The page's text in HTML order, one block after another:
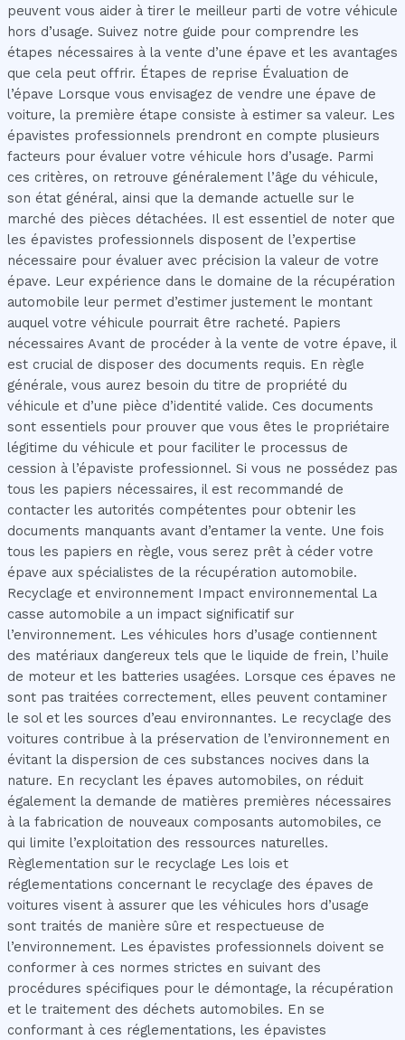
peuvent vous aider à tirer le meilleur parti de votre véhicule
hors d’usage. Suivez notre guide pour comprendre les
étapes nécessaires à la vente d’une épave et les avantages
que cela peut offrir. Étapes de reprise Évaluation de
l’épave Lorsque vous envisagez de vendre une épave de
voiture, la première étape consiste à estimer sa valeur. Les
épavistes professionnels prendront en compte plusieurs
facteurs pour évaluer votre véhicule hors d’usage. Parmi
ces critères, on retrouve généralement l’âge du véhicule,
son état général, ainsi que la demande actuelle sur le
marché des pièces détachées. Il est essentiel de noter que
les épavistes professionnels disposent de l’expertise
nécessaire pour évaluer avec précision la valeur de votre
épave. Leur expérience dans le domaine de la récupération
automobile leur permet d’estimer justement le montant
auquel votre véhicule pourrait être racheté. Papiers
nécessaires Avant de procéder à la vente de votre épave, il
est crucial de disposer des documents requis. En règle
générale, vous aurez besoin du titre de propriété du
véhicule et d’une pièce d’identité valide. Ces documents
sont essentiels pour prouver que vous êtes le propriétaire
légitime du véhicule et pour faciliter le processus de
cession à l’épaviste professionnel. Si vous ne possédez pas
tous les papiers nécessaires, il est recommandé de
contacter les autorités compétentes pour obtenir les
documents manquants avant d’entamer la vente. Une fois
tous les papiers en règle, vous serez prêt à céder votre
épave aux spécialistes de la récupération automobile.
Recyclage et environnement Impact environnemental La
casse automobile a un impact significatif sur
l’environnement. Les véhicules hors d’usage contiennent
des matériaux dangereux tels que le liquide de frein, l’huile
de moteur et les batteries usagées. Lorsque ces épaves ne
sont pas traitées correctement, elles peuvent contaminer
le sol et les sources d’eau environnantes. Le recyclage des
voitures contribue à la préservation de l’environnement en
évitant la dispersion de ces substances nocives dans la
nature. En recyclant les épaves automobiles, on réduit
également la demande de matières premières nécessaires
à la fabrication de nouveaux composants automobiles, ce
qui limite l’exploitation des ressources naturelles.
Règlementation sur le recyclage Les lois et
réglementations concernant le recyclage des épaves de
voitures visent à assurer que les véhicules hors d’usage
sont traités de manière sûre et respectueuse de
l’environnement. Les épavistes professionnels doivent se
conformer à ces normes strictes en suivant des
procédures spécifiques pour le démontage, la récupération
et le traitement des déchets automobiles. En se
conformant à ces réglementations, les épavistes